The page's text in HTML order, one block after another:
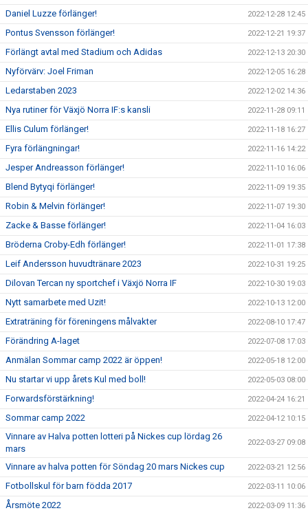
Daniel Luzze förlänger! 2022-12-28 12:45
Pontus Svensson förlänger! 2022-12-21 19:37
Förlängt avtal med Stadium och Adidas 2022-12-13 20:30
Nyförvärv: Joel Friman 2022-12-05 16:28
Ledarstaben 2023 2022-12-02 14:36
Nya rutiner för Växjö Norra IF:s kansli 2022-11-28 09:11
Ellis Culum förlänger! 2022-11-18 16:27
Fyra förlängningar! 2022-11-16 14:22
Jesper Andreasson förlänger! 2022-11-10 16:06
Blend Bytyqi förlänger! 2022-11-09 19:35
Robin & Melvin förlänger! 2022-11-07 19:30
Zacke & Basse förlänger! 2022-11-04 16:03
Bröderna Croby-Edh förlänger! 2022-11-01 17:38
Leif Andersson huvudtränare 2023 2022-10-31 19:25
Dilovan Tercan ny sportchef i Växjö Norra IF 2022-10-30 19:03
Nytt samarbete med Uzit! 2022-10-13 12:00
Extraträning för föreningens målvakter 2022-08-10 17:47
Förändring A-laget 2022-07-08 17:03
Anmälan Sommar camp 2022 är öppen! 2022-05-18 12:00
Nu startar vi upp årets Kul med boll! 2022-05-03 08:00
Forwardsförstärkning! 2022-04-24 16:21
Sommar camp 2022 2022-04-12 10:15
Vinnare av Halva potten lotteri på Nickes cup lördag 26
mars
2022-03-27 09:08
Vinnare av halva potten för Söndag 20 mars Nickes cup 2022-03-21 12:56
Fotbollskul för barn födda 2017 2022-03-11 10:06
Årsmöte 2022 2022-03-09 11:36